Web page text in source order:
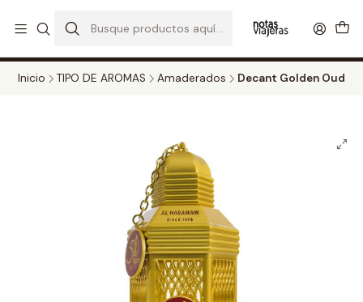
TODOS LOS DECANTS
Inicio TIPO DE AROMAS Amaderados Decant Golden Oud